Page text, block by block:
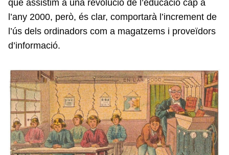
que assistim a una revolució de l’educació cap a
l’any 2000, però, és clar, comportarà l’increment de
l’ús dels ordinadors com a magatzems i proveïdors
d’informació.